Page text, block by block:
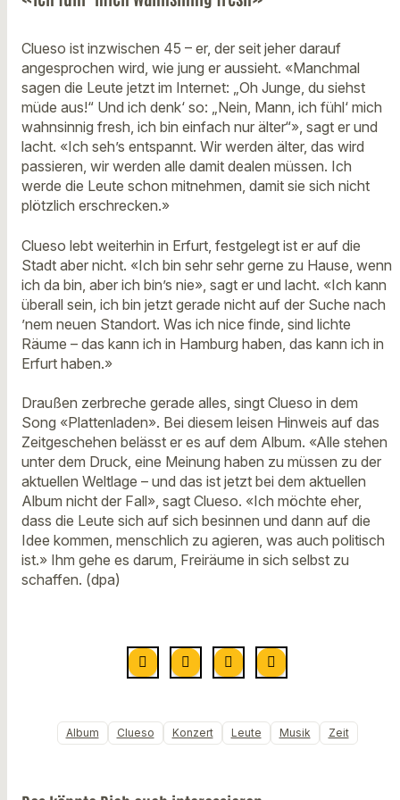
Clueso ist inzwischen 45 – er, der seit jeher darauf
angesprochen wird, wie jung er aussieht. «Manchmal
sagen die Leute jetzt im Internet: „Oh Junge, du siehst
müde aus!“ Und ich denk‘ so: „Nein, Mann, ich fühl‘ mich
wahnsinnig fresh, ich bin einfach nur älter“», sagt er und
lacht. «Ich seh’s entspannt. Wir werden älter, das wird
passieren, wir werden alle damit dealen müssen. Ich
werde die Leute schon mitnehmen, damit sie sich nicht
plötzlich erschrecken.»
Clueso lebt weiterhin in Erfurt, festgelegt ist er auf die
Stadt aber nicht. «Ich bin sehr sehr gerne zu Hause, wenn
ich da bin, aber ich bin’s nie», sagt er und lacht. «Ich kann
überall sein, ich bin jetzt gerade nicht auf der Suche nach
’nem neuen Standort. Was ich nice finde, sind lichte
Räume – das kann ich in Hamburg haben, das kann ich in
Erfurt haben.»
Draußen zerbreche gerade alles, singt Clueso in dem
Song «Plattenladen». Bei diesem leisen Hinweis auf das
Zeitgeschehen belässt er es auf dem Album. «Alle stehen
unter dem Druck, eine Meinung haben zu müssen zu der
aktuellen Weltlage – und das ist jetzt bei dem aktuellen
Album nicht der Fall», sagt Clueso. «Ich möchte eher,
dass die Leute sich auf sich besinnen und dann auf die
Idee kommen, menschlich zu agieren, was auch politisch
ist.» Ihm gehe es darum, Freiräume in sich selbst zu
schaffen. (dpa)
Album Clueso Konzert Leute Musik Zeit